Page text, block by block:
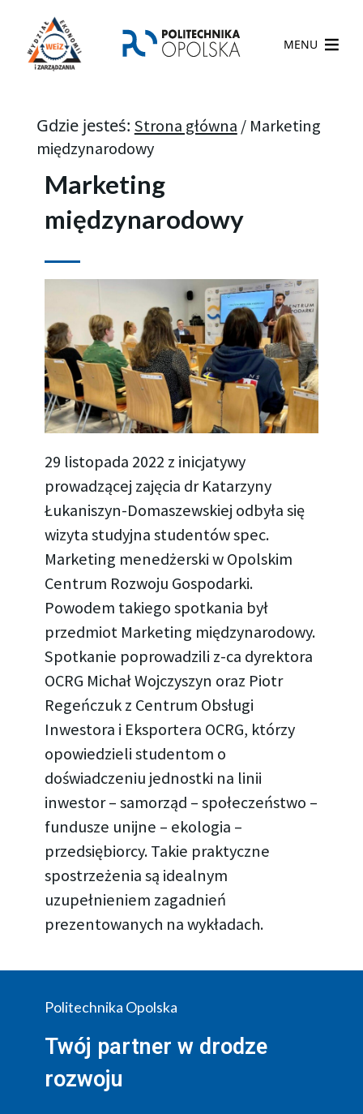
MENU
Gdzie jesteś: Strona główna / Marketing
międzynarodowy​
Marketing
międzynarodowy
29 listopada 2022 z inicjatywy
prowadzącej zajęcia dr Katarzyny
Łukaniszyn-Domaszewskiej odbyła się
wizyta studyjna studentów spec.
Marketing menedżerski w Opolskim
Centrum Rozwoju Gospodarki.
Powodem takiego spotkania był
przedmiot Marketing międzynarodowy.
Spotkanie poprowadzili z-ca dyrektora
OCRG Michał Wojczyszyn oraz Piotr
Regeńczuk z Centrum Obsługi
Inwestora i Eksportera OCRG, którzy
opowiedzieli studentom o
doświadczeniu jednostki na linii
inwestor – samorząd – społeczeństwo –
fundusze unijne – ekologia –
przedsiębiorcy. Takie praktyczne
spostrzeżenia są idealnym
uzupełnieniem zagadnień
prezentowanych na wykładach.
Politechnika Opolska
Twój partner w drodze
rozwoju